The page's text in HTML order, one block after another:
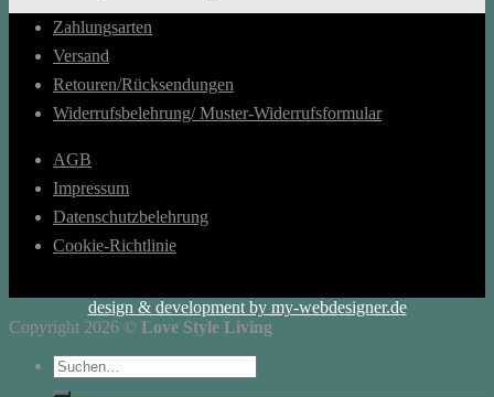
Zahlungsarten
Versand
Retouren/Rücksendungen
Widerrufsbelehrung/ Muster-Widerrufsformular
AGB
Impressum
Datenschutzbelehrung
Cookie-Richtlinie
design & development by my-webdesigner.de
Copyright 2026 © Love Style Living
Suchen
nach: